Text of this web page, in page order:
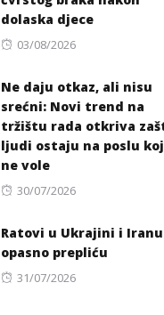
dolaska djece
Posted
03/08/2026
Ne daju otkaz, ali nisu
srećni: Novi trend na
tržištu rada otkriva
ljudi ostaju na poslu
ne vole
Posted
30/07/2026
Ratovi u Ukrajini i
opasno prepliću
Posted
31/07/2026